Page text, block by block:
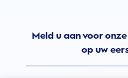
Meld u aan voor
op uw